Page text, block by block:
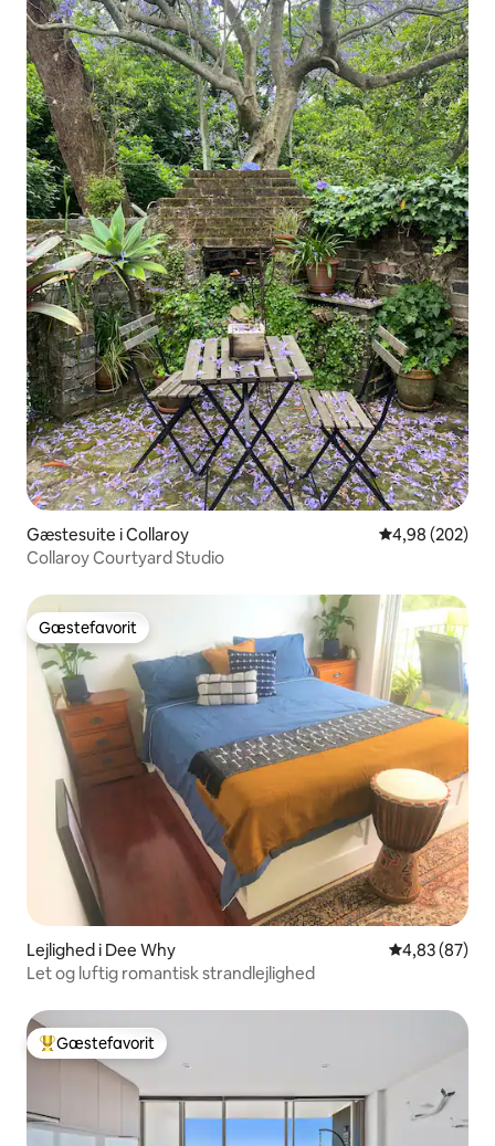
Gæstesuite i Collaroy 4,98 ud af 5 i
4,98 (202)
Collaroy Courtyard Studio
Gæstefavorit
Gæstefavorit
Lejlighed i Dee Why 4,83 ud af 5 i
4,83 (87)
Let og luftig romantisk strandlejlighed
Bedste gæstefavorit
Gæstefavorit